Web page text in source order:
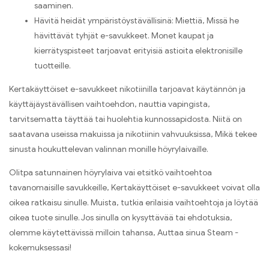
saaminen.
Hävitä heidät ympäristöystävällisinä: Miettiä, Missä he
hävittävät tyhjät e-savukkeet. Monet kaupat ja
kierrätyspisteet tarjoavat erityisiä astioita elektronisille
tuotteille.
Kertakäyttöiset e-savukkeet nikotiinilla tarjoavat käytännön ja
käyttäjäystävällisen vaihtoehdon, nauttia vapingista,
tarvitsematta täyttää tai huolehtia kunnossapidosta. Niitä on
saatavana useissa makuissa ja nikotiinin vahvuuksissa, Mikä tekee
sinusta houkuttelevan valinnan monille höyrylaivaille.
Olitpa satunnainen höyrylaiva vai etsitkö vaihtoehtoa
tavanomaisille savukkeille, Kertakäyttöiset e-savukkeet voivat olla
oikea ratkaisu sinulle. Muista, tutkia erilaisia ​​vaihtoehtoja ja löytää
oikea tuote sinulle. Jos sinulla on kysyttävää tai ehdotuksia,
olemme käytettävissä milloin tahansa, Auttaa sinua Steam -
kokemuksessasi!